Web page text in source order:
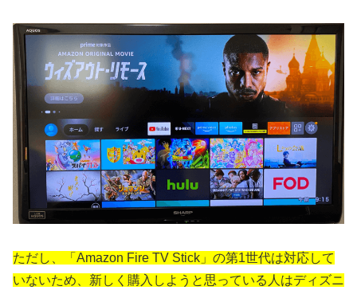
ただし、「Amazon Fire TV Stick」の第1世代は対応して
いないため、新しく購入しようと思っている人はディズニ